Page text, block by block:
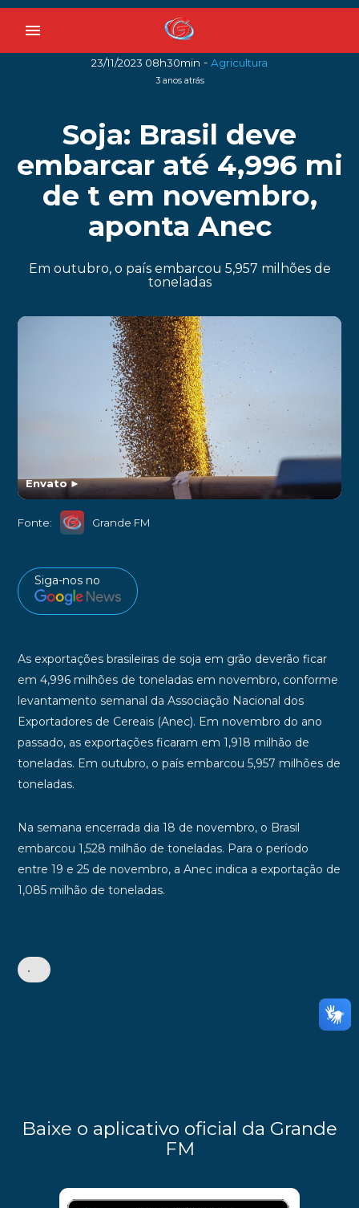
menu
23/11/2023 08h30min - Agricultura
3 anos atrás
Soja: Brasil deve
embarcar até 4,996 mi
de t em novembro,
aponta Anec
Em outubro, o país embarcou 5,957 milhões de
toneladas
Envato►
Fonte: Grande FM
Siga-nos no
As exportações brasileiras de soja em grão deverão ficar
em 4,996 milhões de toneladas em novembro, conforme
levantamento semanal da Associação Nacional dos
Exportadores de Cereais (Anec). Em novembro do ano
passado, as exportações ficaram em 1,918 milhão de
toneladas. Em outubro, o país embarcou 5,957 milhões de
toneladas.
Na semana encerrada dia 18 de novembro, o Brasil
embarcou 1,528 milhão de toneladas. Para o período
entre 19 e 25 de novembro, a Anec indica a exportação de
1,085 milhão de toneladas.
•
Baixe o aplicativo oficial da Grande
FM